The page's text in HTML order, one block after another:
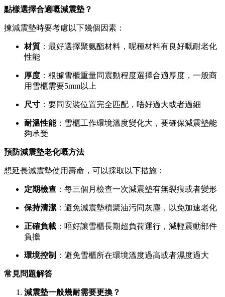
點樣選擇合適嘅減震墊？
揀減震墊時要考慮以下幾個因素：
材質 ：最好選擇聚氨酯材料，呢種材料有良好嘅耐老化
性能
厚度 ：根據雪櫃重量同震動程度選擇合適厚度，一般商
用雪櫃需要5mm以上
尺寸 ：要同安裝位置完全匹配，唔好過大或者過細
耐溫性能：雪櫃工作環境溫度變化大，要確保減震墊能
夠承受
預防減震墊老化嘅方法
想延長減震墊使用壽命，可以採取以下措施：
定期檢查 ：每三個月檢查一次減震墊有無裂痕或者變形
保持清潔 ：避免減震墊積聚油污同灰塵，以免加速老化
正確負載 ：唔好讓雪櫃長期超負荷運行，減輕震動部件
負擔
環境控制 ：避免雪櫃所在環境溫度過高或者濕度過大
常見問題解答
減震墊一般幾耐需要更換？